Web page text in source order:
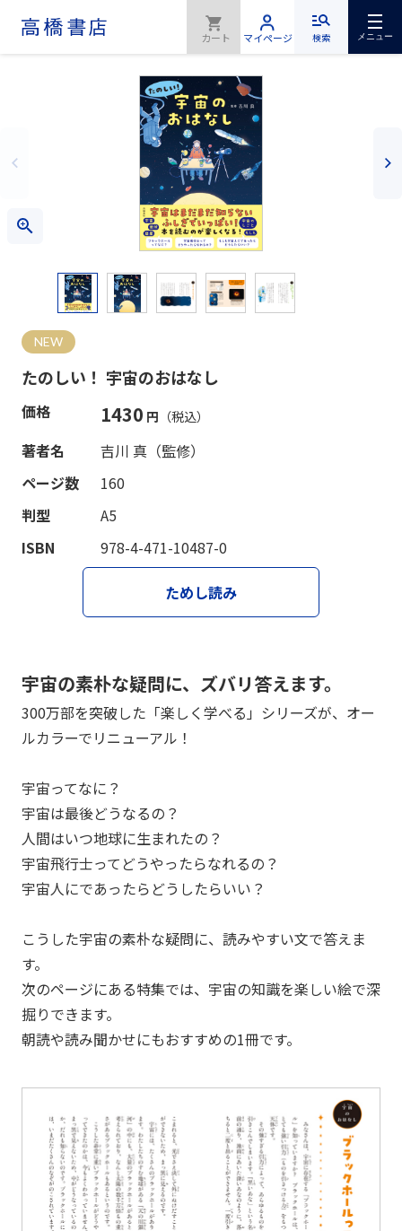
検索 メニュー
NEW
たのしい！ 宇宙のおはなし
価格 1430 円 （税込）
著者名
吉川 真（監修）
ページ数
160
判型
A5
ISBN
978-4-471-10487-0
ためし読み
宇宙の素朴な疑問に、ズバリ答えます。
300万部を突破した「楽しく学べる」シリーズが、オー
ルカラーでリニューアル！
宇宙ってなに？
宇宙は最後どうなるの？
人間はいつ地球に生まれたの？
宇宙飛行士ってどうやったらなれるの？
宇宙人にであったらどうしたらいい？
こうした宇宙の素朴な疑問に、読みやすい文で答えま
す。
次のページにある特集では、宇宙の知識を楽しい絵で深
掘りできます。
朝読や読み聞かせにもおすすめの1冊です。